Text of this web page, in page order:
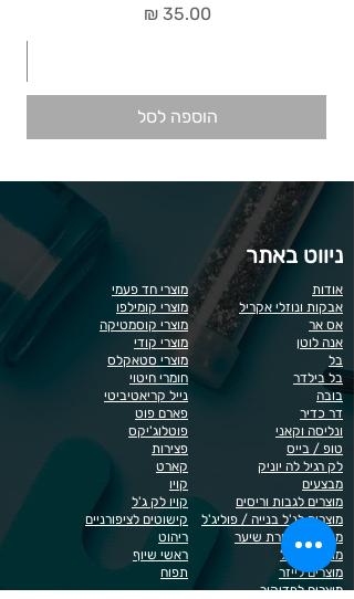
מחיר‏35.00 ‏₪
הוספה לסל
ניווט באתר
מוצרי חד פעמי
מוצרי קומילפו
מוצרי קוסמטיקה
מוצרי קודי
מוצרי סטאקלס
חומרי חיטוי
נייל קריאטיביטי
פארם פוט
פוטלוג'יקס
פצירות
קארט
קויו
קויו לק ג'ל
קישוטים לציפורניים
ריהוט
ראשי שיוף
תפוח
אודות
אבקות ונוזלי אקריל
אס אר
אנה לוטן
בל
בל בילדר
בובה
דר כדיר
ונליסה וקאני
טופ / בייס
לק רגיל לה יוניק
מבצעים
מוצרים לגבות וריסים
מוצרים לג'ל בנייה / פוליג'ל
מוצרים להסרת שיער
מוצרי חשמל
מוצרים לייזר
מוצרים לפדיקור